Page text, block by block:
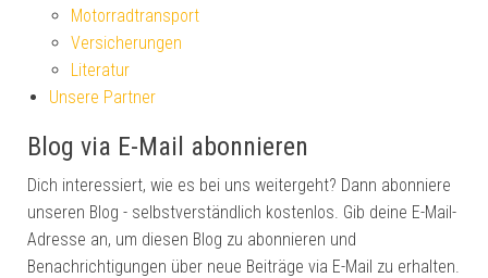
Motorradtransport
Versicherungen
Literatur
Unsere Partner
Blog via E-Mail abonnieren
Dich interessiert, wie es bei uns weitergeht? Dann abonniere
unseren Blog - selbstverständlich kostenlos. Gib deine E-Mail-
Adresse an, um diesen Blog zu abonnieren und
Benachrichtigungen über neue Beiträge via E-Mail zu erhalten.